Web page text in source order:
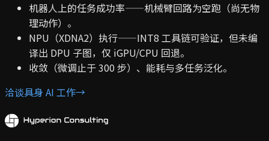
机器人上的任务成功率——机械臂回路为空跑（尚无物
理动作）。
NPU（XDNA2）执行——INT8 工具链可验证，但未编
译出 DPU 子图，仅 iGPU/CPU 回退。
收敛（微调止于 300 步）、能耗与多任务泛化。
洽谈具身 AI 工作→